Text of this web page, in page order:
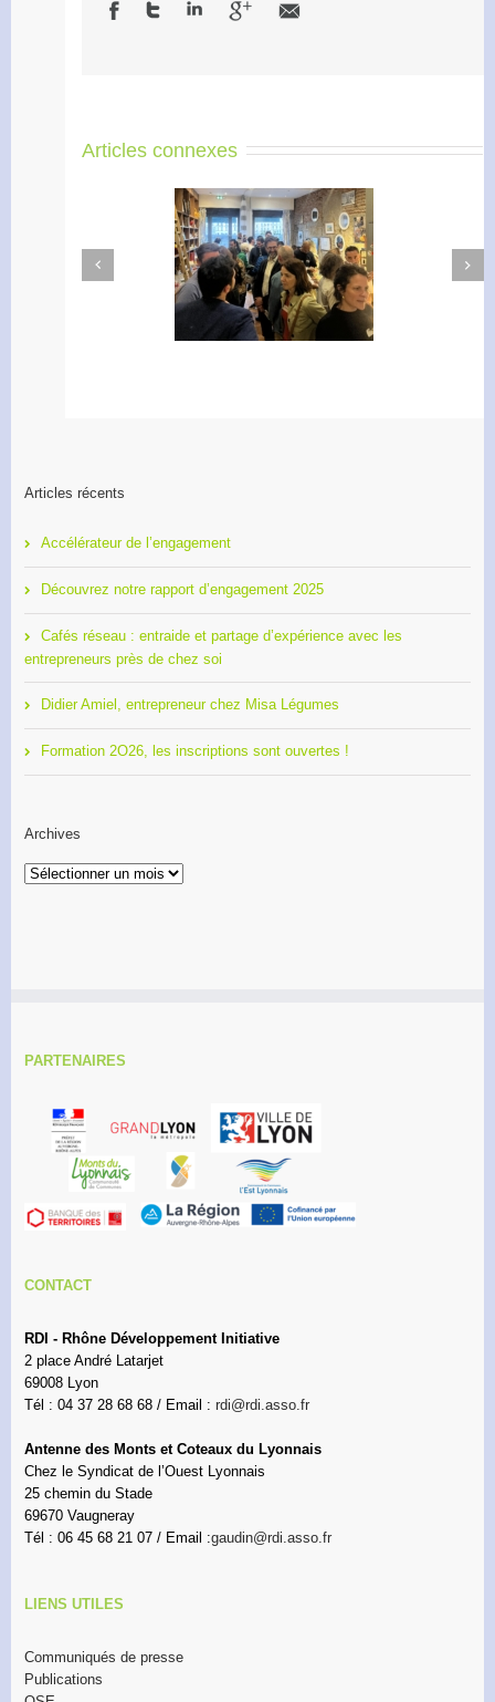
Articles connexes
Accélérateur de
l’engagement
Previous
Next
Articles récents
Accélérateur de l’engagement
Découvrez notre rapport d’engagement 2025
Cafés réseau : entraide et partage d’expérience avec les
entrepreneurs près de chez soi
Didier Amiel, entrepreneur chez Misa Légumes
Formation 2O26, les inscriptions sont ouvertes !
Archives
Archives
PARTENAIRES
CONTACT
RDI - Rhône Développement Initiative
2 place André Latarjet
69008 Lyon
Tél : 04 37 28 68 68 / Email : rdi@rdi.asso.fr
Antenne des Monts et Coteaux du Lyonnais
Chez le Syndicat de l’Ouest Lyonnais
25 chemin du Stade
69670 Vaugneray
Tél : 06 45 68 21 07 / Email :gaudin@rdi.asso.fr
LIENS UTILES
Communiqués de presse
Publications